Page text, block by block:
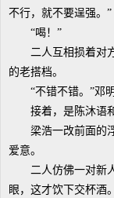
不行，就不要逞强。”
“喝！”
二人互相损着对方
的老搭档。
“不错不错。”邓明
接着，是陈沐语和
梁浩一改前面的浮
爱意。
二人仿佛一对新人
眼，这才饮下交杯酒。